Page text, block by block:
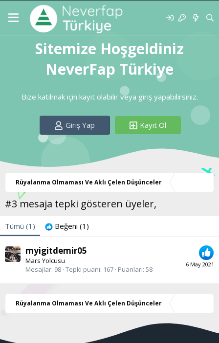
Sitemize Hoşgeldiniz
NeverFap Türkiye
Bize katılmak için kayıt olabilir veya giriş yapabilirsiniz.
Giriş Yap Kayıt Ol
Rüyalanma Olmaması Ve Aklı Çelen Düşünceler
#3 mesaja tepki gösteren üyeler,
Tümü (1) Beğeni (1)
6 May 2021
myigitdemir05
Mars Yolcusu
Mesajlar 98 Tepki puanı 167 Puanları 58
Rüyalanma Olmaması Ve Aklı Çelen Düşünceler